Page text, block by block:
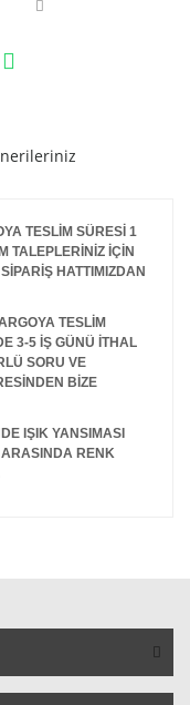
TESLİM SÜRESİ 1
TALEPLERİNİZ İÇİN
HATTIMIZDAN
TESLİM
3-5 İŞ GÜNÜ İTHAL
SORU VE
BİZE
IŞIK YANSIMASI
RENK